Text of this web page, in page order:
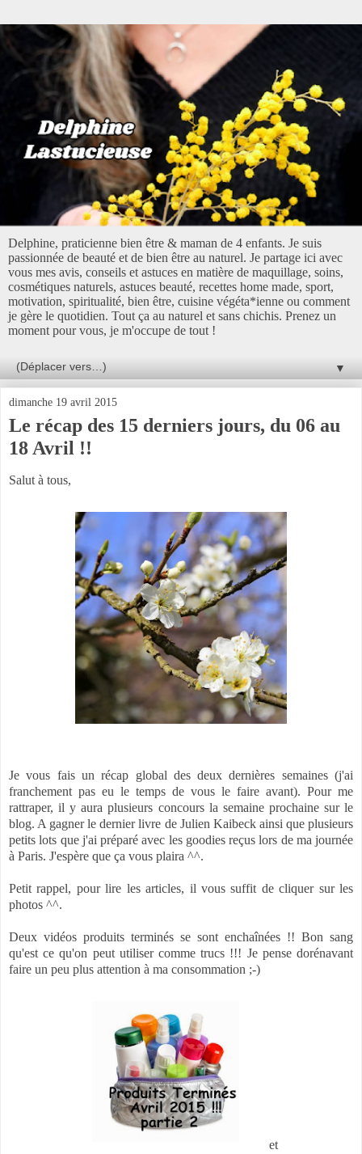
Delphine, praticienne bien être & maman de 4 enfants. Je suis
passionnée de beauté et de bien être au naturel. Je partage ici avec
vous mes avis, conseils et astuces en matière de maquillage, soins,
cosmétiques naturels, astuces beauté, recettes home made, sport,
motivation, spiritualité, bien être, cuisine végéta*ienne ou comment
je gère le quotidien. Tout ça au naturel et sans chichis. Prenez un
moment pour vous, je m'occupe de tout !
▼
dimanche 19 avril 2015
Le récap des 15 derniers jours, du 06 au
18 Avril !!
Salut à tous,
Je vous fais un récap global des deux dernières semaines (j'ai
franchement pas eu le temps de vous le faire avant). Pour me
rattraper, il y aura plusieurs concours la semaine prochaine sur le
blog. A gagner le dernier livre de Julien Kaibeck ainsi que plusieurs
petits lots que j'ai préparé avec les goodies reçus lors de ma journée
à Paris. J'espère que ça vous plaira ^^.
Petit rappel, pour lire les articles, il vous suffit de cliquer sur les
photos ^^.
Deux vidéos produits terminés se sont enchaînées !! Bon sang
qu'est ce qu'on peut utiliser comme trucs !!! Je pense dorénavant
faire un peu plus attention à ma consommation ;-)
et